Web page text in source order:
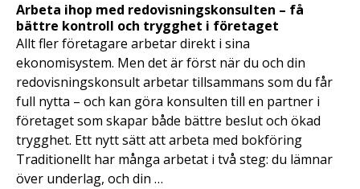
Arbeta ihop med redovisningskonsulten – få
bättre kontroll och trygghet i företaget
Allt fler företagare arbetar direkt i sina
ekonomisystem. Men det är först när du och din
redovisningskonsult arbetar tillsammans som du får
full nytta – och kan göra konsulten till en partner i
företaget som skapar både bättre beslut och ökad
trygghet. Ett nytt sätt att arbeta med bokföring
Traditionellt har många arbetat i två steg: du lämnar
över underlag, och din …